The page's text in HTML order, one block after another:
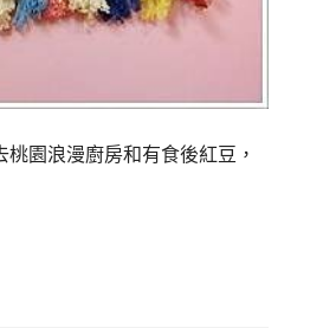
園浪漫廚房和有食後紅豆，